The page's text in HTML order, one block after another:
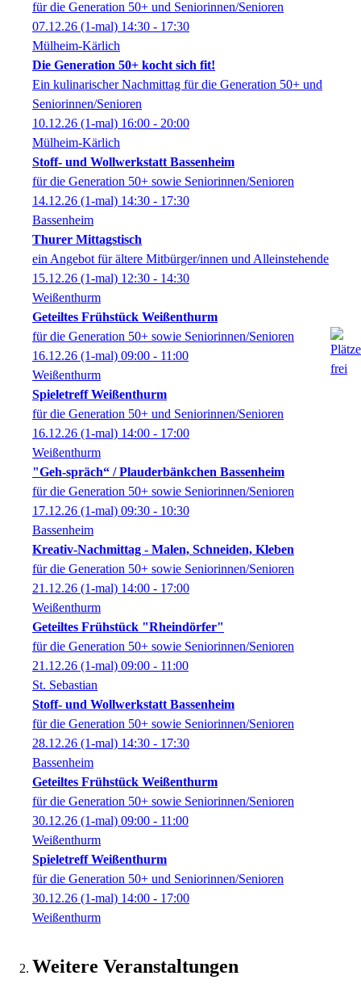
für die Generation 50+ und Seniorinnen/Senioren
07.12.26 (1-mal) 14:30 - 17:30
Mülheim-Kärlich
Die Generation 50+ kocht sich fit!
Ein kulinarischer Nachmittag für die Generation 50+ und
Seniorinnen/Senioren
10.12.26 (1-mal) 16:00 - 20:00
Mülheim-Kärlich
Stoff- und Wollwerkstatt Bassenheim
für die Generation 50+ sowie Seniorinnen/Senioren
14.12.26 (1-mal) 14:30 - 17:30
Bassenheim
Thurer Mittagstisch
ein Angebot für ältere Mitbürger/innen und Alleinstehende
15.12.26 (1-mal) 12:30 - 14:30
Weißenthurm
Geteiltes Frühstück Weißenthurm
für die Generation 50+ sowie Seniorinnen/Senioren
16.12.26 (1-mal) 09:00 - 11:00
Weißenthurm
Spieletreff Weißenthurm
für die Generation 50+ und Seniorinnen/Senioren
16.12.26 (1-mal) 14:00 - 17:00
Weißenthurm
"Geh-spräch“ / Plauderbänkchen Bassenheim
für die Generation 50+ sowie Seniorinnen/Senioren
17.12.26 (1-mal) 09:30 - 10:30
Bassenheim
Kreativ-Nachmittag - Malen, Schneiden, Kleben
für die Generation 50+ sowie Seniorinnen/Senioren
21.12.26 (1-mal) 14:00 - 17:00
Weißenthurm
Geteiltes Frühstück "Rheindörfer"
für die Generation 50+ sowie Seniorinnen/Senioren
21.12.26 (1-mal) 09:00 - 11:00
St. Sebastian
Stoff- und Wollwerkstatt Bassenheim
für die Generation 50+ sowie Seniorinnen/Senioren
28.12.26 (1-mal) 14:30 - 17:30
Bassenheim
Geteiltes Frühstück Weißenthurm
für die Generation 50+ sowie Seniorinnen/Senioren
30.12.26 (1-mal) 09:00 - 11:00
Weißenthurm
Spieletreff Weißenthurm
für die Generation 50+ und Seniorinnen/Senioren
30.12.26 (1-mal) 14:00 - 17:00
Weißenthurm
Weitere Veranstaltungen